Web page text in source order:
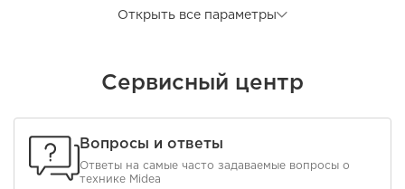
Открыть все параметры
Сервисный центр
Вопросы и ответы
Ответы на самые часто задаваемые вопросы о
технике Midea